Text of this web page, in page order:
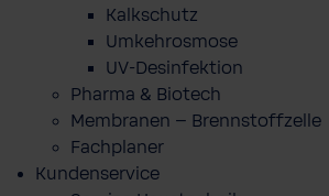
Kalkschutz
Umkehrosmose
UV-Desinfektion
Pharma & Biotech
Membranen – Brennstoffzelle
Fachplaner
Kundenservice